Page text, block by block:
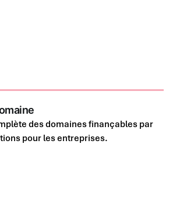
des domaines finançables par
pour les entreprises.